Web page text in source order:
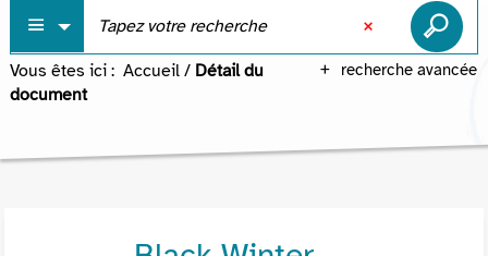
recherche avancée
Vous êtes ici : Accueil / Détail du
document